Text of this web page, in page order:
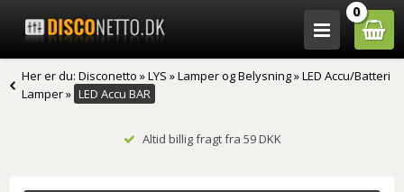
0
Her er du:Disconetto »LYS »Lamper og Belysning»LED Accu/Batteri
Lamper» LED Accu BAR
Altid billig fragt fra 59 DKK